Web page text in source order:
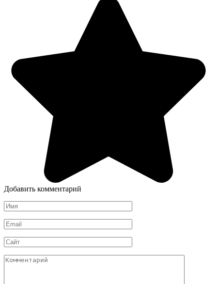
Добавить комментарий
Имя
*
Email
*
Сайт
Комментарий